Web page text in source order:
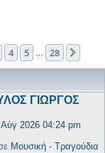
28
4 5 28
ΓΙΩΡΓΟΣ
2026 04:24 pm
Μουσική - Τραγούδια